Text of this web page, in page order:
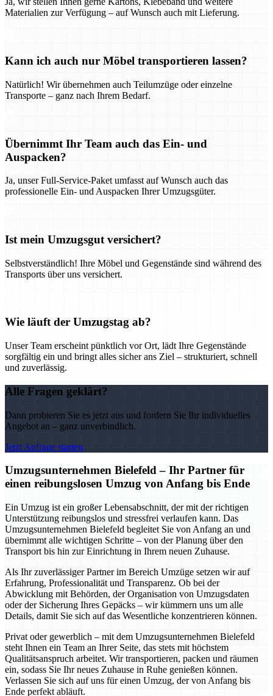
Materialien zur Verfügung – auf Wunsch auch mit Lieferung.
Kann ich auch nur Möbel transportieren lassen?
Natürlich! Wir übernehmen auch Teilumzüge oder einzelne
Transporte – ganz nach Ihrem Bedarf.
Übernimmt Ihr Team auch das Ein- und
Auspacken?
Ja, unser Full-Service-Paket umfasst auf Wunsch auch das
professionelle Ein- und Auspacken Ihrer Umzugsgüter.
Ist mein Umzugsgut versichert?
Selbstverständlich! Ihre Möbel und Gegenstände sind während des
Transports über uns versichert.
Wie läuft der Umzugstag ab?
Unser Team erscheint pünktlich vor Ort, lädt Ihre Gegenstände
sorgfältig ein und bringt alles sicher ans Ziel – strukturiert, schnell
und zuverlässig.
Alle Fragen geklärt?
Dann probieren Sie es jetzt aus und fordern Sie Ihr individuelles
Angebot an – ganz unverbindlich.
Jetzt Anfrage starten
Umzugsunternehmen Bielefeld – Ihr Partner für
einen reibungslosen Umzug von Anfang bis Ende
Ein Umzug ist ein großer Lebensabschnitt, der mit der richtigen
Unterstützung reibungslos und stressfrei verlaufen kann. Das
Umzugsunternehmen Bielefeld begleitet Sie von Anfang an und
übernimmt alle wichtigen Schritte – von der Planung über den
Transport bis hin zur Einrichtung in Ihrem neuen Zuhause.
Als Ihr zuverlässiger Partner im Bereich Umzüge setzen wir auf
Erfahrung, Professionalität und Transparenz. Ob bei der
Abwicklung mit Behörden, der Organisation von Umzugsdaten
oder der Sicherung Ihres Gepäcks – wir kümmern uns um alle
Details, damit Sie sich auf das Wesentliche konzentrieren können.
Privat oder gewerblich – mit dem Umzugsunternehmen Bielefeld
steht Ihnen ein Team an Ihrer Seite, das stets mit höchstem
Qualitätsanspruch arbeitet. Wir transportieren, packen und räumen
ein, sodass Sie Ihr neues Zuhause in Ruhe genießen können.
Verlassen Sie sich auf uns für einen Umzug, der von Anfang bis
Ende perfekt abläuft.